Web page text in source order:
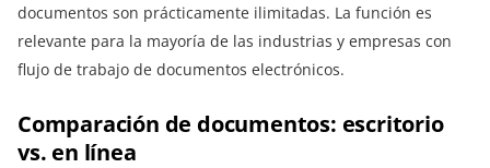
documentos son prácticamente ilimitadas. La función es
relevante para la mayoría de las industrias y empresas con
flujo de trabajo de documentos electrónicos.
Comparación de documentos: escritorio
vs. en línea